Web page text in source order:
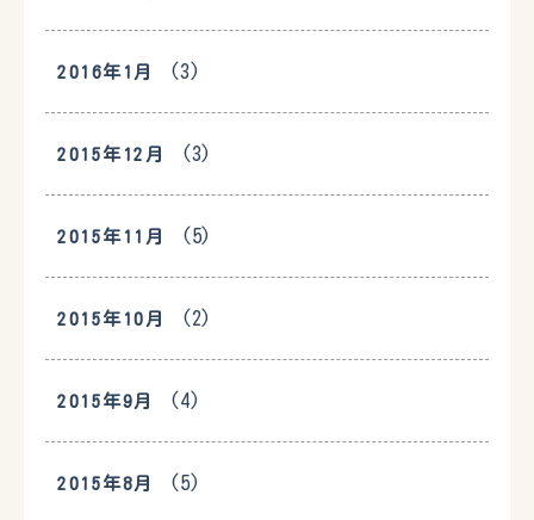
2016年1月 (3)
2015年12月 (3)
2015年11月 (5)
2015年10月 (2)
2015年9月 (4)
2015年8月 (5)